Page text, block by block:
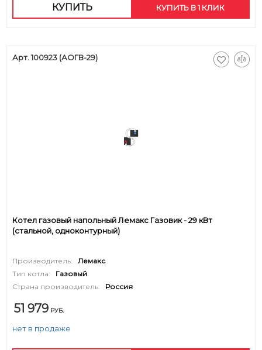
КУПИТЬ КУПИТЬ В 1 КЛИК
Арт. 100923 (АОГВ-29)
Котел газовый напольный Лемакс Газовик - 29 кВт
(стальной, одноконтурный)
Производитель:
Лемакс
Тип котла:
Газовый
Страна производитель:
Россия
51 979 РУБ.
нет в продаже